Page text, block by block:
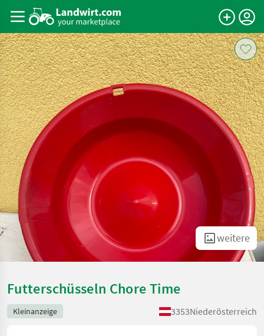
weitere
Futterschüsseln Chore Time
Kleinanzeige 3353Niederösterreich